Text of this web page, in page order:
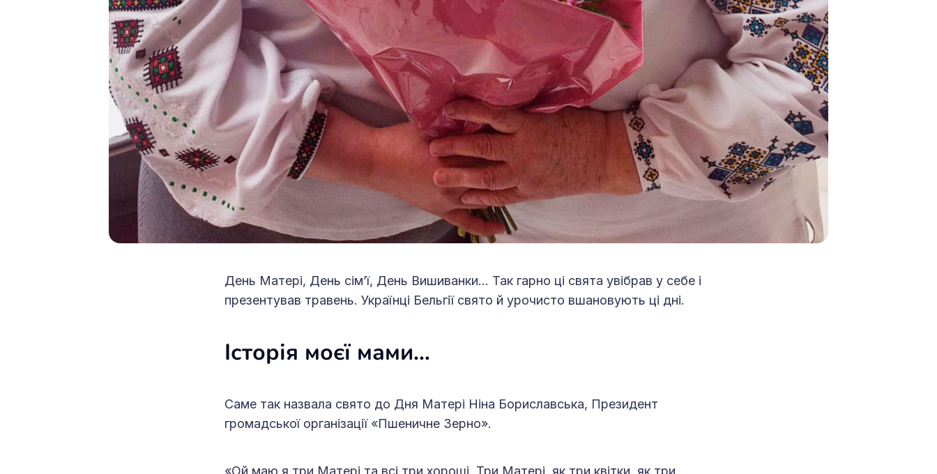
День Матері, День сім’ї, День Вишиванки… Так гарно ці свята увібрав у себе і
презентував травень. Українці Бельгії свято й урочисто вшановують ці дні.
Історія моєї мами…
Саме так назвала свято до Дня Матері Ніна Бориславська, Президент
громадської організації «Пшеничне Зерно».
«Ой маю я три Матері та всі три хороші. Три Матері, як три квітки, як три